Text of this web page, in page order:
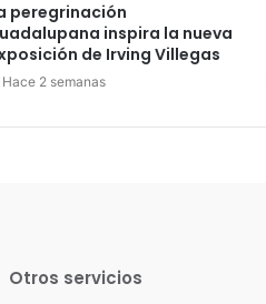
peregrinación
inspira la nueva
de Irving Villegas
Hace 2 semanas
Otros servicios